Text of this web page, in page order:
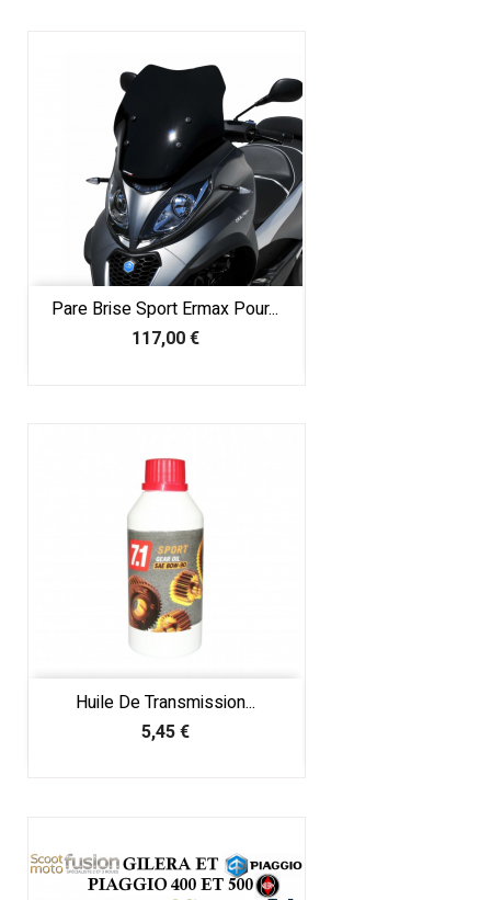
Pare Brise Sport Ermax Pour...
Prix
117,00 €
Huile De Transmission...
Prix
5,45 €